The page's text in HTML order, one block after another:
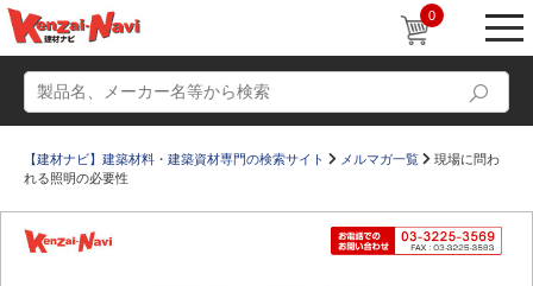
0
【建材ナビ】建築材料・建築資材専門の検索サイト メルマガ一覧
現場に問わ
れる照明の必要性